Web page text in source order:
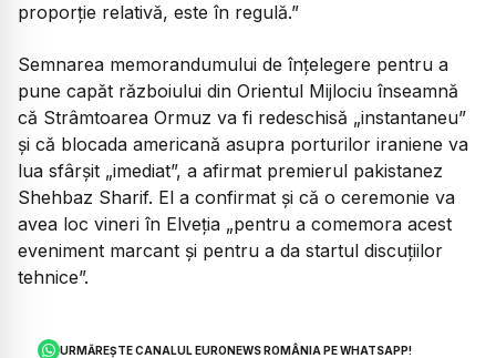
proporție relativă, este în regulă.”
Semnarea memorandumului de înțelegere pentru a
pune capăt războiului din Orientul Mijlociu înseamnă
că Strâmtoarea Ormuz va fi redeschisă „instantaneu”
și că blocada americană asupra porturilor iraniene va
lua sfârșit „imediat”, a afirmat premierul pakistanez
Shehbaz Sharif. El a confirmat și că o ceremonie va
avea loc vineri în Elveția „pentru a comemora acest
eveniment marcant și pentru a da startul discuțiilor
tehnice”.
URMĂREȘTE CANALUL EURONEWS ROMÂNIA PE WHATSAPP!